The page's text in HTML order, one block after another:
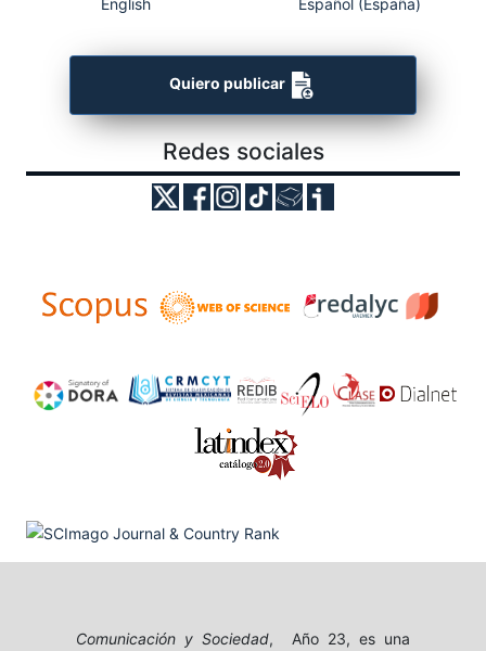
Quiero publicar
Redes sociales
Comunicación y Sociedad, Año 23, es una